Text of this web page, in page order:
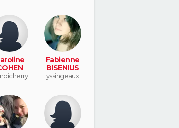
Fabienne
BISENIUS
yssingeaux